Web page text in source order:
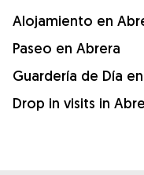
Alojamiento en
Paseo en Abrera
Guardería de Día
Drop in visits in